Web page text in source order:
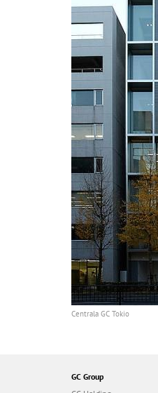
Centrala GC Tokio
GC Group